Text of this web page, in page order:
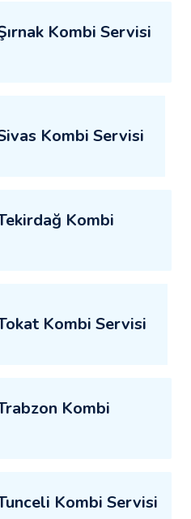
Kombi Servisi
Kombi Servisi
Kombi
Kombi Servisi
Kombi
Kombi Servisi